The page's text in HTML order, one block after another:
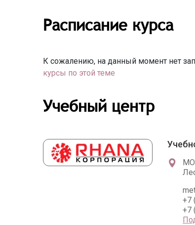
Расписание курса
К сожалению, на данный момент нет
курсы по этой теме
Учебный центр
+7
+7